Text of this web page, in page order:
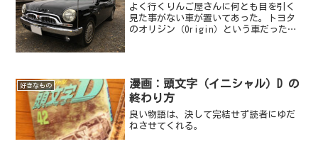
よく行くりんご屋さんに何とも目を引く
見た事がない車が置いてあった。トヨタ
のオリジン（Origin）という車だった。
好きなもの
漫画：頭文字（イニシャル）D の
終わり方
良い物語は、決して完結せず読者にゆだ
ねさせてくれる。